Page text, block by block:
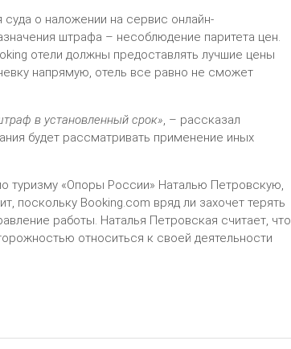
о наложении на сервис онлайн-
штрафа – несоблюдение паритета цен.
отели должны предоставлять лучшие цены
напрямую, отель все равно не сможет
в установленный срок», – рассказал
будет рассматривать применение иных
туризму «Опоры России» Наталью Петровскую,
поскольку Booking.com вряд ли захочет терять
работы. Наталья Петровская считает, что
относиться к своей деятельности